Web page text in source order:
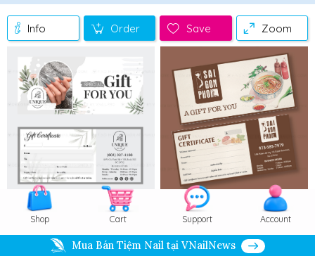
Info Order Save Zoom
VideoShop Cart Support Account
Mua Bán Tiệm Nail tại VNailNews